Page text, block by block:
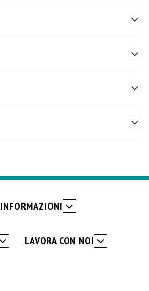
INFORMAZIONI
LAVORA CON NOI